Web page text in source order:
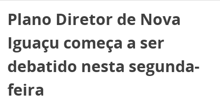
Geral
Cidades
Política
Opinião
por:
Plano Diretor de Nova
Iguaçu começa a ser
debatido nesta segunda-
feira